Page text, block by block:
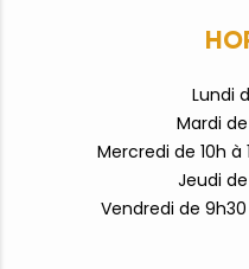
Lundi
Mardi de
Mercredi de 10h à
Jeudi de
Vendredi de 9h3